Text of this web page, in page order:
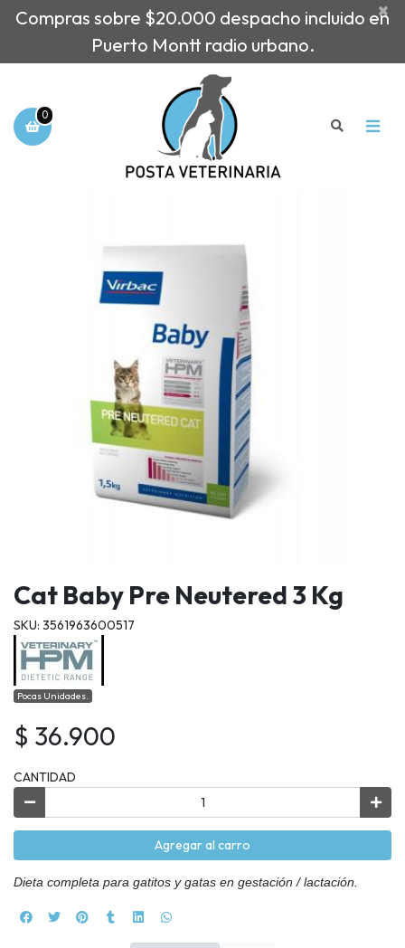
Compras sobre $20.000 despacho incluido en
Puerto Montt radio urbano.
×
0
Cat Baby Pre Neutered 3 Kg
SKU: 3561963600517
Pocas Unidades.
$ 36.900
CANTIDAD
Agregar al carro
Dieta completa para gatitos y gatas en gestación / lactación.